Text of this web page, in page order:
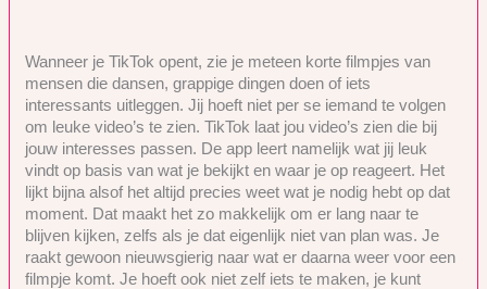
Wanneer je TikTok opent, zie je meteen korte filmpjes van
mensen die dansen, grappige dingen doen of iets
interessants uitleggen. Jij hoeft niet per se iemand te volgen
om leuke video’s te zien. TikTok laat jou video’s zien die bij
jouw interesses passen. De app leert namelijk wat jij leuk
vindt op basis van wat je bekijkt en waar je op reageert. Het
lijkt bijna alsof het altijd precies weet wat je nodig hebt op dat
moment. Dat maakt het zo makkelijk om er lang naar te
blijven kijken, zelfs als je dat eigenlijk niet van plan was. Je
raakt gewoon nieuwsgierig naar wat er daarna weer voor een
filmpje komt. Je hoeft ook niet zelf iets te maken, je kunt